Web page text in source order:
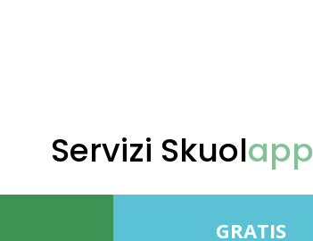
Servizi Skuolapp
GRATIS